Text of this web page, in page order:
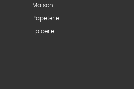
Maison
Papeterie
Epicerie